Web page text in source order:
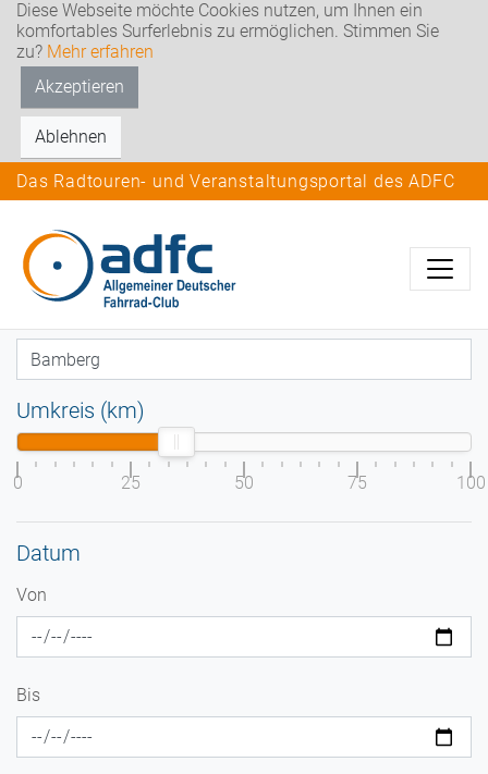
Diese Webseite möchte Cookies nutzen, um Ihnen ein
komfortables Surferlebnis zu ermöglichen. Stimmen Sie
zu? Mehr erfahren
Akzeptieren
Ablehnen
Das Radtouren- und Veranstaltungsportal des ADFC
Umkreis (km)
0 25 50 75 100
Datum
Von
Bis